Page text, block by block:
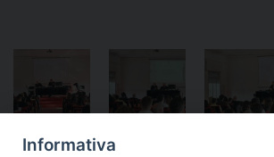
Informativa